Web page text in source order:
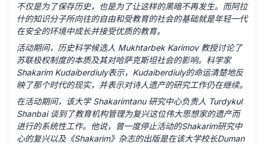
不仅是为了保存历史，也是为了让这样的黑暗不再发生。而阿拉
什的知识分子所向往的自由和受教育的社会的基础就是年轻一代
在安全的环境中成长并接受优质的教育。
活动期间，历史科学候选人 Mukhtarbek Karimov 教授讨论了
苏联极权制度的本质及其对哈萨克斯坦社会的影响。科学家
Shakarim Kudaiberdiuly表示，Kudaiberdiuly的命运清楚地反
映了那个时代的现实，并表示对诗人遗产的研究工作仍在继续。
在活动期间，该大学 Shakarimtanu 研究中心负责人 Turdykul
Shanbai 谈到了教育机构管理为复兴这位伟大思想家的遗产而
进行的系统性工作。他说，曾一度停止活动的Shakarim研究中
心的复兴以及《Shakarim》杂志的出版是在该大学校长Duman